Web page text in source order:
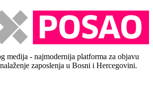
medija - najmodernija platforma za objavu
zaposlenja u Bosni i Hercegovini.